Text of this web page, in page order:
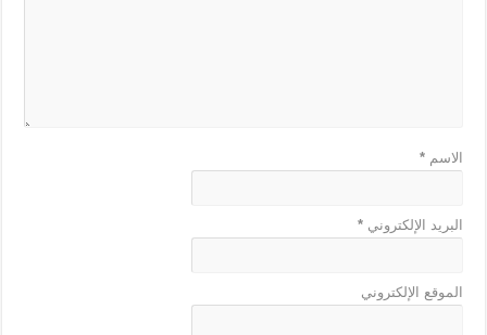
الاسم*
البريد الإلكتروني*
الموقع الإلكتروني